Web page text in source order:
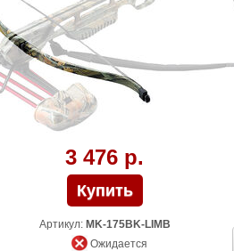
3 476 р.
Артикул: MK-175BK-LIMB
Ожидается